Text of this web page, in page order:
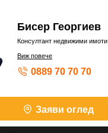
Бисер Георгиев
Консултант недвижими имоти
Виж повече
0889 70 70 70
Заяви оглед